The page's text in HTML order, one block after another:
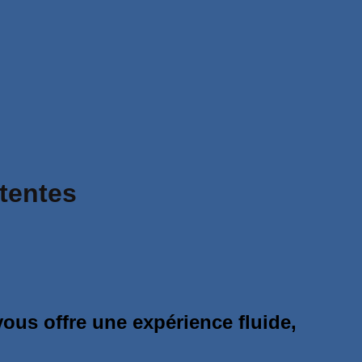
offre une expérience fluide,